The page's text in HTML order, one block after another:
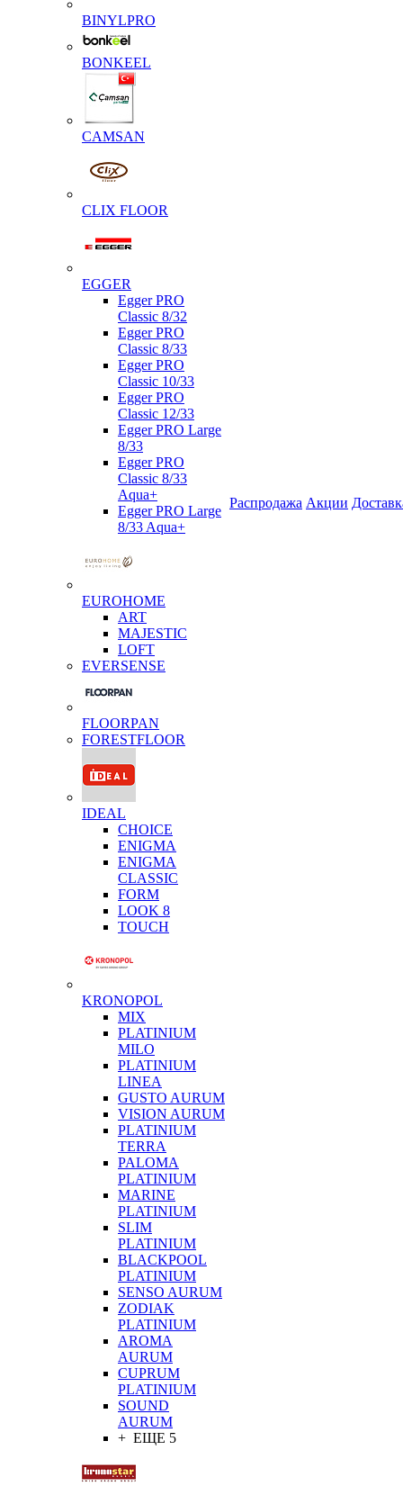
BINYLPRO
BONKEEL
CAMSAN
CLIX FLOOR
EGGER
Egger PRO
Classic 8/32
Egger PRO
Classic 8/33
Egger PRO
Classic 10/33
Egger PRO
Classic 12/33
Egger PRO Large
8/33
Egger PRO
Classic 8/33
Aqua+
Egger PRO Large
8/33 Aqua+
EUROHOME
ART
MAJESTIC
LOFT
EVERSENSE
FLOORPAN
FORESTFLOOR
IDEAL
CHOICE
ENIGMA
ENIGMA
CLASSIC
FORM
LOOK 8
TOUCH
KRONOPOL
MIX
PLATINIUM
MILO
PLATINIUM
LINEA
GUSTO AURUM
VISION AURUM
PLATINIUM
TERRA
PALOMA
PLATINIUM
MARINE
PLATINIUM
SLIM
PLATINIUM
BLACKPOOL
PLATINIUM
SENSO AURUM
ZODIAK
PLATINIUM
AROMA
AURUM
CUPRUM
PLATINIUM
SOUND
AURUM
+ ЕЩЕ 5
Распродажа Акции